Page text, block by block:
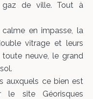
gaz de ville. Tout à
en impasse, la
vitrage et leurs
neuve, le grand
auxquels ce bien est
le site Géorisques